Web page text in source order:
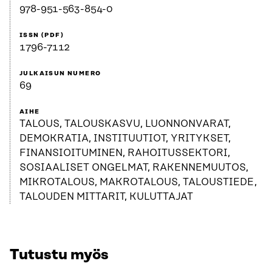
978-951-563-854-0
ISSN (PDF)
1796-7112
JULKAISUN NUMERO
69
AIHE
TALOUS, TALOUSKASVU, LUONNONVARAT,
DEMOKRATIA, INSTITUUTIOT, YRITYKSET,
FINANSIOITUMINEN, RAHOITUSSEKTORI,
SOSIAALISET ONGELMAT, RAKENNEMUUTOS,
MIKROTALOUS, MAKROTALOUS, TALOUSTIEDE,
TALOUDEN MITTARIT, KULUTTAJAT
Tutustu myös